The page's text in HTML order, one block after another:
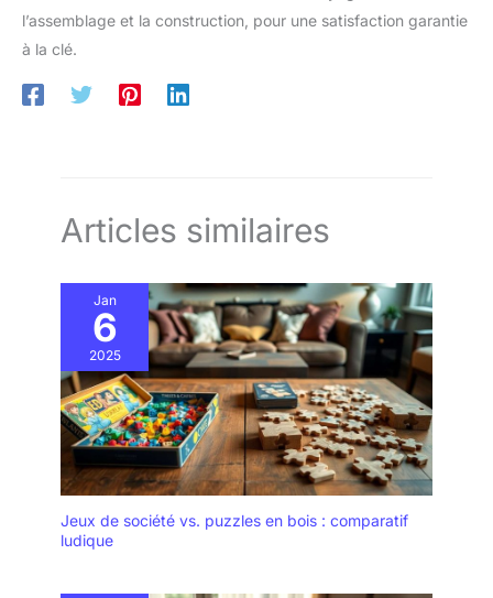
l’assemblage et la construction, pour une satisfaction garantie
à la clé.
Articles similaires
Jan
6
2025
Jeux de société vs. puzzles en bois : comparatif
ludique